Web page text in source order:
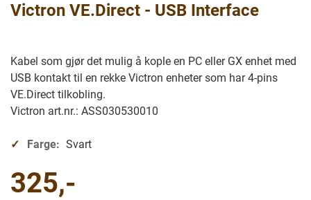
til
bilder
galleriet
Victron VE.Direct - USB Interface
Kabel som gjør det mulig å kople en PC eller GX enhet med
USB kontakt til en rekke Victron enheter som har 4-pins
VE.Direct tilkobling.
Victron art.nr.: ASS030530010
Farge: Svart
325,-